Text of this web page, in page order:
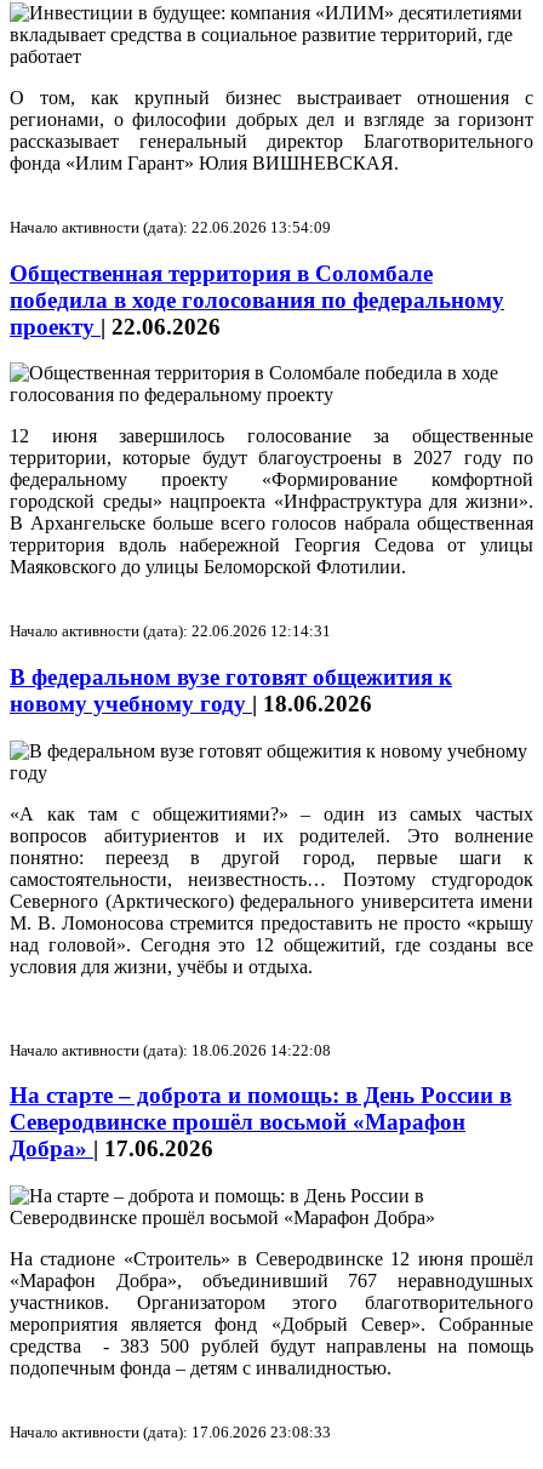
О том, как крупный бизнес выстраивает отношения с
регионами, о философии добрых дел и взгляде за горизонт
рассказывает генеральный директор Благотворительного
фонда «Илим Гарант» Юлия ВИШНЕВСКАЯ.
Начало активности (дата): 22.06.2026 13:54:09
Общественная территория в Соломбале
победила в ходе голосования по федеральному
проекту | 22.06.2026
12 июня завершилось голосование за общественные
территории, которые будут благоустроены в 2027 году по
федеральному проекту «Формирование комфортной
городской среды» нацпроекта «Инфраструктура для жизни».
В Архангельске больше всего голосов набрала общественная
территория вдоль набережной Георгия Седова от улицы
Маяковского до улицы Беломорской Флотилии.
Начало активности (дата): 22.06.2026 12:14:31
В федеральном вузе готовят общежития к
новому учебному году | 18.06.2026
«А как там с общежитиями?» – один из самых частых
вопросов абитуриентов и их родителей. Это волнение
понятно: переезд в другой город, первые шаги к
самостоятельности, неизвестность… Поэтому студгородок
Северного (Арктического) федерального университета имени
М. В. Ломоносова стремится предоставить не просто «крышу
над головой». Сегодня это 12 общежитий, где созданы все
условия для жизни, учёбы и отдыха.
Начало активности (дата): 18.06.2026 14:22:08
На старте – доброта и помощь: в День России в
Северодвинске прошёл восьмой «Марафон
Добра» | 17.06.2026
На стадионе «Строитель» в Северодвинске 12 июня прошёл
«Марафон Добра», объединивший 767 неравнодушных
участников. Организатором этого благотворительного
мероприятия является фонд «Добрый Север». Собранные
средства - 383 500 рублей будут направлены на помощь
подопечным фонда – детям с инвалидностью.
Начало активности (дата): 17.06.2026 23:08:33